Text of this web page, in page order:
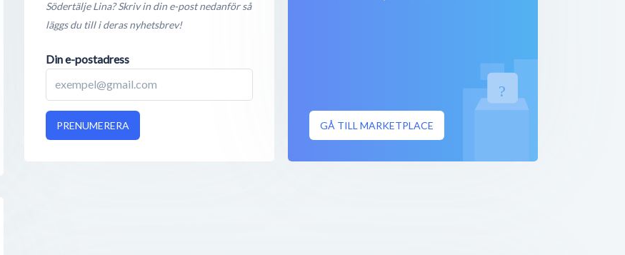
Södertälje Lina? Skriv in din e-post nedanför så
läggs du till i deras nyhetsbrev!
Din e-postadress
PRENUMERERA GÅ TILL MARKETPLACE